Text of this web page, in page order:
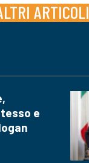
ARTICOLI
e